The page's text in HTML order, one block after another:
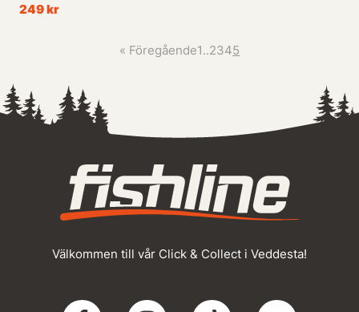
249 kr
« Föregående1..2345
Välkommen till vår Click & Collect i Veddesta!